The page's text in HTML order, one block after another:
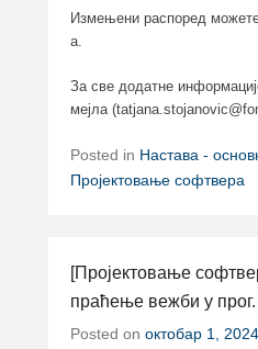
Измењени распоред
а.
За све додатне
мејла
Posted in Настава -
Пројектовање софтвера
[Пројектовање
праћење вежби у прог.
Posted on октобар 1, 2024